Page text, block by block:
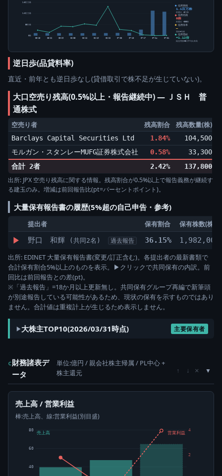
0株
50万株
1.0百万株
1.5百万株
05-15 05-22 05-29 06-05 06-12 06-19 06-26 07-03 07-10 07-17 07-24 07-31
信用買残
1.1百万株
前週比 -5万株
信用売残
0株
前週比 -300株
信用倍率
―
買残÷売残
信用需給
+1.12倍
純信用残÷5日平均出来高
逆日歩(品貸料率)
直近・前年とも逆日歩なし(貸借取引で株不足が生じていない)。
大口空売り残高(0.5%以上・報告継続中) ― ＪＳＨ 普
通株式
空売り者 残高割合 残高数量(株)
Barclays Capital Securities Ltd 1.84% 104,500
モルガン・スタンレーMUFG証券株式会社
0.58% 33,300
合計 2者
2.42% 137,800
出所: JPX 空売り残高に関する情報。残高割合が0.5%以上で報告義務が継続す
る建玉のみ。増減は前回報告比(pt=パーセントポイント)。
大量保有報告書の履歴(5%超の自己申告・参考)
提出者 保有割合 保有株数(株)
▶ 野口 和輝 (共同2名) 過去報告 36.15%
1,982,000
出所: EDINET 大量保有報告書(変更/訂正含む)。各提出者の最新書類で
合計保有割合5%以上のものを表示。▶クリックで共同保有の内訳。前
回比は前回報告との差(pt)。
※「過去報告」=18か月以上更新無し。共同保有グループ再編で新筆頭
が別途報告している可能性があるため、現状の保有を示すものではあり
ません。合計値は重複計上が生じるため表示しません。
大株主TOP10(2026/03/31時点) 主要保有者
c財務諸表デ
ータ
単位:億円 / 親会社株主帰属 / PL中心 +
株主還元
↑ ↓ ×
売上高 / 営業利益
棒:売上高、線:営業利益(別目盛)
40
60
80
2
4
売上高 営業利益